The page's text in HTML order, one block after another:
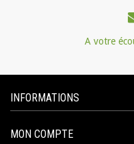
A votre
INFORMATIONS
MON COMPTE